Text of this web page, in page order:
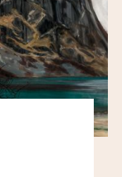
og står i
ute